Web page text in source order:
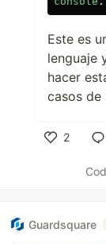
Este es
lenguaje
hacer
casos de
2
Guardsquare